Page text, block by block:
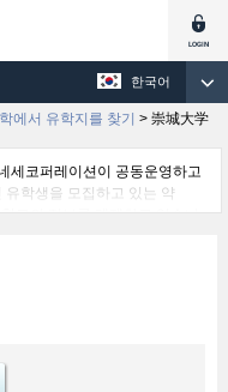
한국어
에서 유학지를 찾기 > 崇城大学
세코퍼레이션이 공동운영하고
학생을 모집하고 있는 약
교의 정보를 게재하고 있습니
and Information
학부 등의 학부별 정보, 모
통정보 등 외국인 유학생에게